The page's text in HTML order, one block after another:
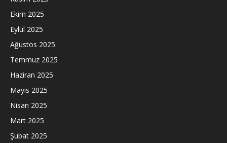
Ekim 2025
Eylül 2025
Ağustos 2025
Temmuz 2025
Haziran 2025
Mayıs 2025
Nisan 2025
Mart 2025
Şubat 2025